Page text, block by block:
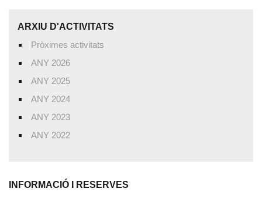
ARXIU D'ACTIVITATS
Pròximes activitats
ANY 2026
ANY 2025
ANY 2024
ANY 2023
ANY 2022
INFORMACIÓ I RESERVES